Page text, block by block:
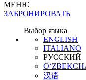
МЕНЮ
ЗАБРОНИРОВАТЬ
Выбор языка
ENGLISH
ITALIANO
РУССКИЙ
汉语